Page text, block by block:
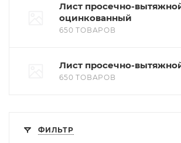
Лист просечно-
оцинкованный
650 ТОВАРОВ
Лист просечно-
650 ТОВАРОВ
ФИЛЬТР